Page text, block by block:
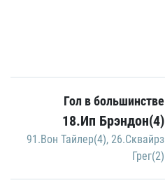
Гол в большинстве
18.Ип Брэндон(4)
91.Вон Тайлер(4), 26.Сквайрз
Грег(2)